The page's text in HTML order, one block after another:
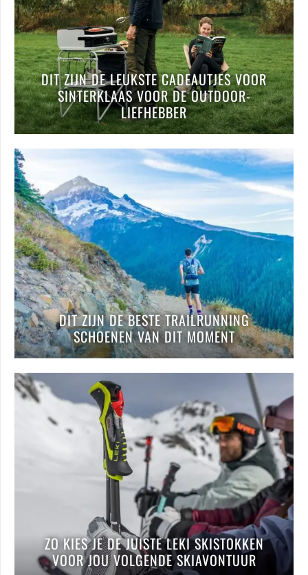
DIT ZIJN DE LEUKSTE CADEAUTJES VOOR
SINTERKLAAS VOOR DE OUTDOOR-
LIEFHEBBER
DIT ZIJN DE BESTE TRAILRUNNING
SCHOENEN VAN DIT MOMENT
ZO KIES JE DE JUISTE LEKI SKISTOKKEN
VOOR JOU VOLGENDE SKIAVONTUUR